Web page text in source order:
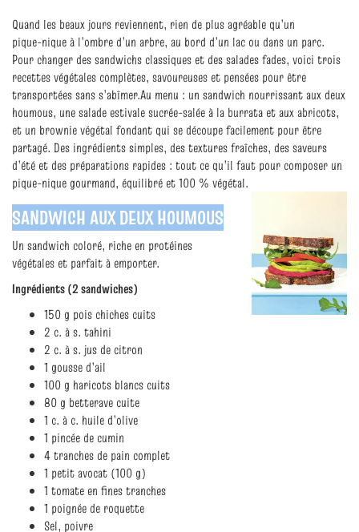
Quand les beaux jours reviennent, rien de plus agréable qu’un
pique‑nique à l’ombre d’un arbre, au bord d’un lac ou dans un parc.
Pour changer des sandwichs classiques et des salades fades, voici trois
recettes végétales complètes, savoureuses et pensées pour être
transportées sans s’abîmer.Au menu : un sandwich nourrissant aux deux
houmous, une salade estivale sucrée‑salée à la burrata et aux abricots,
et un brownie végétal fondant qui se découpe facilement pour être
partagé. Des ingrédients simples, des textures fraîches, des saveurs
d’été et des préparations rapides : tout ce qu’il faut pour composer un
pique‑nique gourmand, équilibré et 100 % végétal.
SANDWICH AUX DEUX HOUMOUS
Un sandwich coloré, riche en protéines
végétales et parfait à emporter.
Ingrédients (2 sandwiches)
150 g pois chiches cuits
2 c. à s. tahini
2 c. à s. jus de citron
1 gousse d’ail
100 g haricots blancs cuits
80 g betterave cuite
1 c. à c. huile d’olive
1 pincée de cumin
4 tranches de pain complet
1 petit avocat (100 g)
1 tomate en fines tranches
1 poignée de roquette
Sel, poivre